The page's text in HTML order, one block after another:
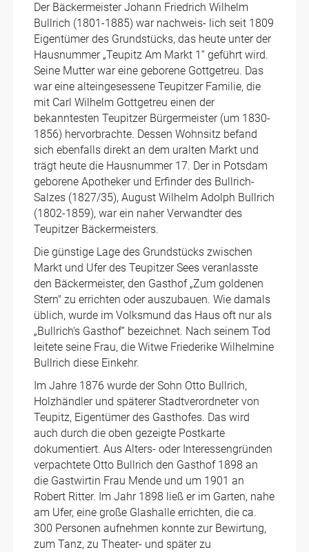
Der Bäckermeister Johann Friedrich Wilhelm
Bullrich (1801-1885) war nachweis- lich seit 1809
Eigentümer des Grundstücks, das heute unter der
Hausnummer „Teupitz Am Markt 1“ geführt wird.
Seine Mutter war eine geborene Gottgetreu. Das
war eine alteingesessene Teupitzer Familie, die
mit Carl Wilhelm Gottgetreu einen der
bekanntesten Teupitzer Bürgermeister (um 1830-
1856) hervorbrachte. Dessen Wohnsitz befand
sich ebenfalls direkt an dem uralten Markt und
trägt heute die Hausnummer 17. Der in Potsdam
geborene Apotheker und Erfinder des Bullrich-
Salzes (1827/35), August Wilhelm Adolph Bullrich
(1802-1859), war ein naher Verwandter des
Teupitzer Bäckermeisters.
Die günstige Lage des Grundstücks zwischen
Markt und Ufer des Teupitzer Sees veranlasste
den Bäckermeister, den Gasthof „Zum goldenen
Stern" zu errichten oder auszubauen. Wie damals
üblich, wurde im Volksmund das Haus oft nur als
„Bullrich‘s Gasthof“ bezeichnet. Nach seinem Tod
leitete seine Frau, die Witwe Friederike Wilhelmine
Bullrich diese Einkehr.
Im Jahre 1876 wurde der Sohn Otto Bullrich,
Holzhändler und späterer Stadtverordneter von
Teupitz, Eigentümer des Gasthofes. Das wird
auch durch die oben gezeigte Postkarte
dokumentiert. Aus Alters- oder Interessengründen
verpachtete Otto Bullrich den Gasthof 1898 an
die Gastwirtin Frau Mende und um 1901 an
Robert Ritter. Im Jahr 1898 ließ er im Garten, nahe
am Ufer, eine große Glashalle errichten, die ca.
300 Personen aufnehmen konnte zur Bewirtung,
zum Tanz, zu Theater- und später zu